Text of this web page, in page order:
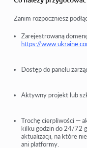
Zanim rozpoczniesz
Zarejestrowaną
https://
Dostęp do panelu
Aktywny projekt lub
Trochę cierpliwości —
kilku godzin do 24/72
aktualizacji, na które
ani platformy.